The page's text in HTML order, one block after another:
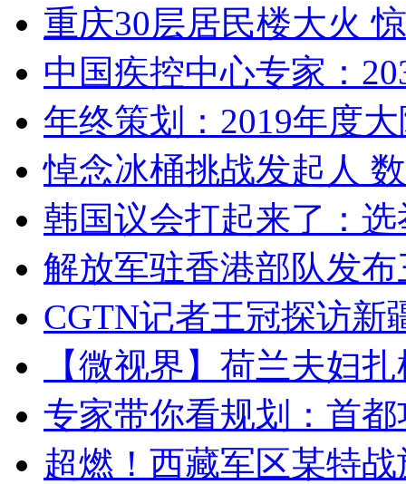
重庆30层居民楼大火
中国疾控中心专家：
年终策划：2019年度
悼念冰桶挑战发起人
韩国议会打起来了：
解放军驻香港部队发
CGTN记者王冠探访新
【微视界】荷兰夫妇
专家带你看规划：首
超燃！西藏军区某特